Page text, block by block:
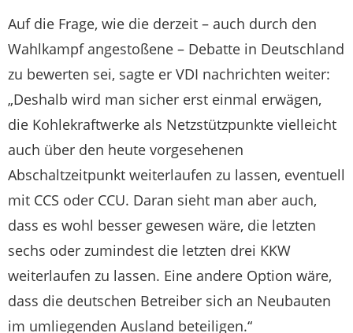
Auf die Frage, wie die derzeit – auch durch den
Wahlkampf angestoßene – Debatte in Deutschland
zu bewerten sei, sagte er VDI nachrichten weiter:
„Deshalb wird man sicher erst einmal erwägen,
die Kohlekraftwerke als Netzstützpunkte vielleicht
auch über den heute vorgesehenen
Abschaltzeitpunkt weiterlaufen zu lassen, eventuell
mit CCS oder CCU. Daran sieht man aber auch,
dass es wohl besser gewesen wäre, die letzten
sechs oder zumindest die letzten drei KKW
weiterlaufen zu lassen. Eine andere Option wäre,
dass die deutschen Betreiber sich an Neubauten
im umliegenden Ausland beteiligen.“